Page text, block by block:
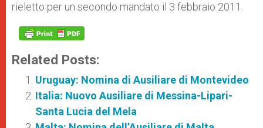
rieletto per un secondo mandato il 3 febbraio 2011.
Related Posts:
Uruguay: Nomina di Ausiliare di Montevideo
Italia: Nuovo Ausiliare di Messina-Lipari-
Santa Lucia del Mela